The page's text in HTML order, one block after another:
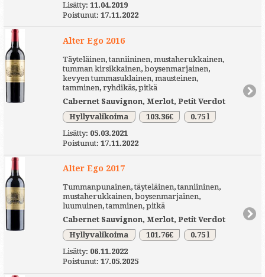
Lisätty: 11.04.2019
Poistunut: 17.11.2022
Alter Ego 2016
Täyteläinen, tanniininen, mustaherukkainen,
tumman kirsikkainen, boysenmarjainen,
kevyen tummasuklainen, mausteinen,
tamminen, ryhdikäs, pitkä
Cabernet Sauvignon, Merlot, Petit Verdot
Hyllyvalikoima
103.36€
0.75 l
Lisätty: 05.03.2021
Poistunut: 17.11.2022
Alter Ego 2017
Tummanpunainen, täyteläinen, tanniininen,
mustaherukkainen, boysenmarjainen,
luumuinen, tamminen, pitkä
Cabernet Sauvignon, Merlot, Petit Verdot
Hyllyvalikoima
101.76€
0.75 l
Lisätty: 06.11.2022
Poistunut: 17.05.2025